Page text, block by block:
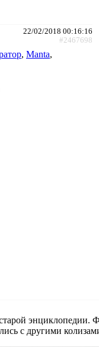
22/02/2018 00:16:16
#2467698
, Manta,
энциклопедии.
с другими